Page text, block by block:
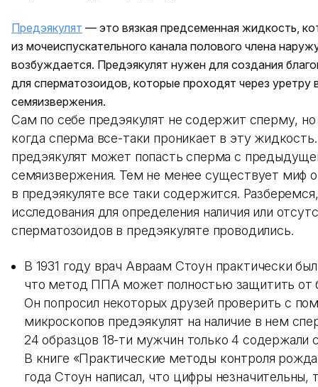
Предэякулят — это вязкая предсеменная жидкость,
из мочеиспускательного канала полового члена
возбуждается. Предэякулят нужен для создания
для сперматозоидов, которые проходят через уретру
семяизвержения.
Сам по себе предэякулят не содержит сперму,
когда сперма все-таки проникает в эту
предэякулят может попасть сперма с
семяизвержения. Тем не менее существует миф
в предэякуляте все таки содержится.
исследования для определения наличия или
сперматозоидов в предэякуляте проводились.
В 1931 году врач Авраам Стоун практически
что метод ППА может полностью защитить от
Он попросил некоторых друзей проверить с
микроскопов предэякулят на наличие в нем
24 образцов 18-ти мужчин только 4 содержали
В книге «Практические методы контроля
года Стоун написал, что цифры незначительны,